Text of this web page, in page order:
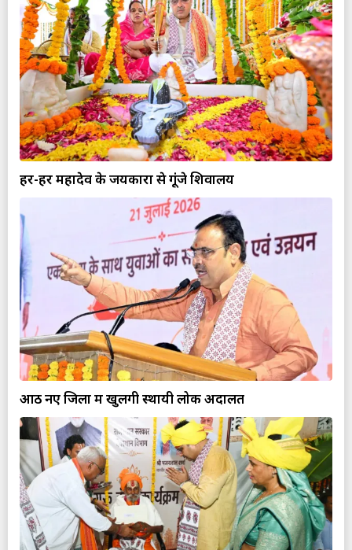
हर-हर महादेव के जयकारों से गूंजे शिवालय
आठ नए जिलों में खुलेंगी स्थायी लोक अदालतें